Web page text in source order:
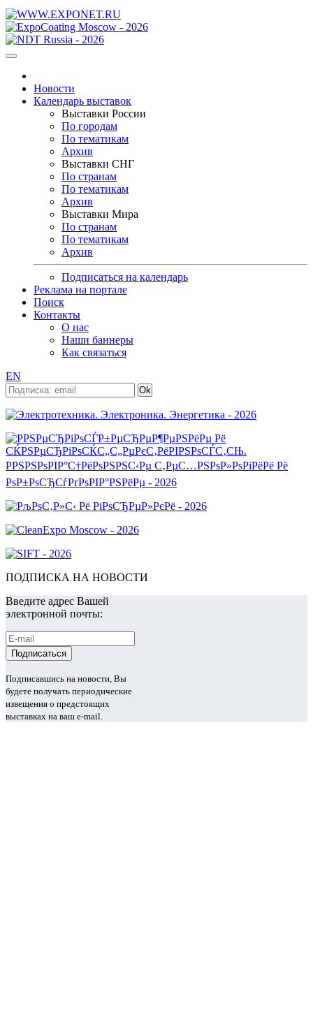
Новости
Календарь выставок
Выставки России
По городам
По тематикам
Архив
Выставки СНГ
По странам
По тематикам
Архив
Выставки Мира
По странам
По тематикам
Архив
Подписаться на календарь
Реклама на портале
Поиск
Контакты
О нас
Наши баннеры
Как связаться
EN
ПОДПИСКА НА НОВОСТИ
Введите адрес Вашей
электронной почты:
Подписавшись на новости, Вы
будете получать периодические
извещения о предстоящих
выставках на ваш e-mail.